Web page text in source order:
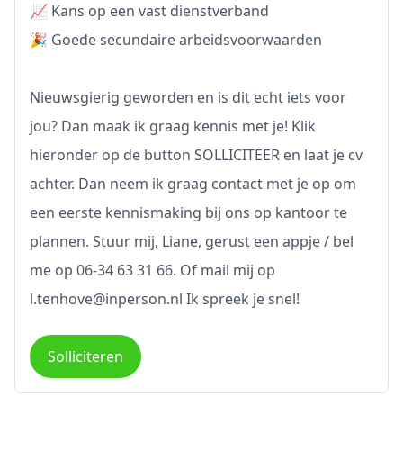
📈 Kans op een vast dienstverband
🎉 Goede secundaire arbeidsvoorwaarden
Nieuwsgierig geworden en is dit echt iets voor
jou? Dan maak ik graag kennis met je! Klik
hieronder op de button SOLLICITEER en laat je cv
achter. Dan neem ik graag contact met je op om
een eerste kennismaking bij ons op kantoor te
plannen. Stuur mij, Liane, gerust een appje / bel
me op 06-34 63 31 66. Of mail mij op
l.tenhove@inperson.nl Ik spreek je snel!
Solliciteren